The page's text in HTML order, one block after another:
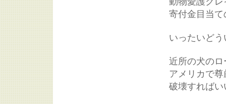
寄付金目当
いったいど
近所の犬の
アメリカで
破壊すればい